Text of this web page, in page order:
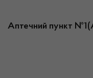
Аптечний пункт